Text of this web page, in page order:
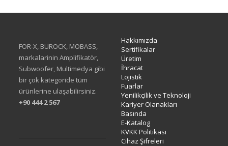
FOR-X, BUROCK, MOBASS,
markalarinin Amplifikatör,
Subwoofer, Multimedya gibi
bir çok kategoride tüm
ürünlerine ulaşabilirsiniz.
+90 444 2 567
Hakkımızda
Sertifikalar
Üretim
İhracat
Lojistik
Fuarlar
Yenilikçilik ve Teknoloji
Kariyer Olanakları
Basında
E-Katalog
KVKK Politikası
Cihaz Şifreleri